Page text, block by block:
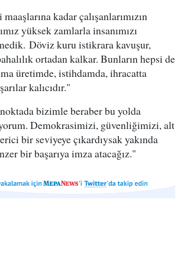
kadar çalışanlarımızın
yüksek zamlarla insanımızı
Döviz kuru istikrara kavuşur,
ortadan kalkar. Bunların hepsi de
üretimde, istihdamda, ihracatta
kalıcıdır."
bizimle beraber bu yolda
Demokrasimizi, güvenliğimizi, alt
bir seviyeye çıkardıysak yakında
bir başarıya imza atacağız."